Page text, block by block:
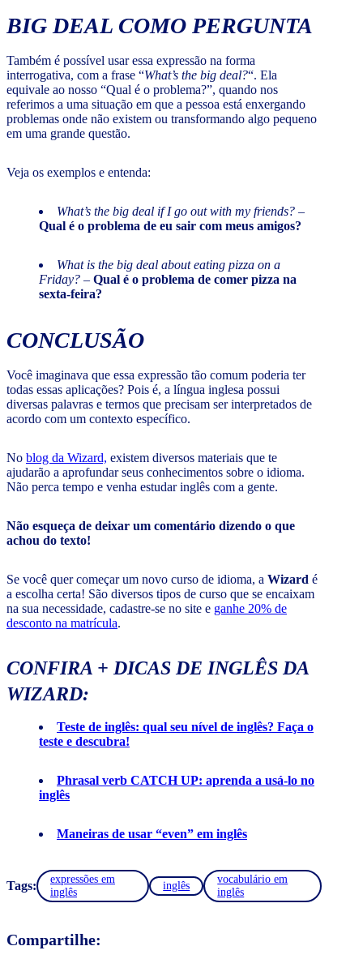
BIG DEAL COMO PERGUNTA
Também é possível usar essa expressão na forma
interrogativa, com a frase “What’s the big deal?“. Ela
equivale ao nosso “Qual é o problema?”, quando nos
referimos a uma situação em que a pessoa está enxergando
problemas onde não existem ou transformando algo pequeno
em uma grande questão.
Veja os exemplos e entenda:
What’s the big deal if I go out with my friends? –
Qual é o problema de eu sair com meus amigos?
What is the big deal about eating pizza on a
Friday? – Qual é o problema de comer pizza na
sexta-feira?
CONCLUSÃO
Você imaginava que essa expressão tão comum poderia ter
todas essas aplicações? Pois é, a língua inglesa possui
diversas palavras e termos que precisam ser interpretados de
acordo com um contexto específico.
No blog da Wizard, existem diversos materiais que te
ajudarão a aprofundar seus conhecimentos sobre o idioma.
Não perca tempo e venha estudar inglês com a gente.
Não esqueça de deixar um comentário dizendo o que
achou do texto!
Se você quer começar um novo curso de idioma, a Wizard é
a escolha certa! São diversos tipos de curso que se encaixam
na sua necessidade, cadastre-se no site e ganhe 20% de
desconto na matrícula.
CONFIRA + DICAS DE INGLÊS DA
WIZARD:
Teste de inglês: qual seu nível de inglês? Faça o
teste e descubra!
Phrasal verb CATCH UP: aprenda a usá-lo no
inglês
Maneiras de usar “even” em inglês
Tags:
expressões em
inglês
inglês
vocabulário em
inglês
Compartilhe: